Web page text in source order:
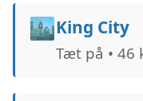
🏙️King City
Tæt på • 46